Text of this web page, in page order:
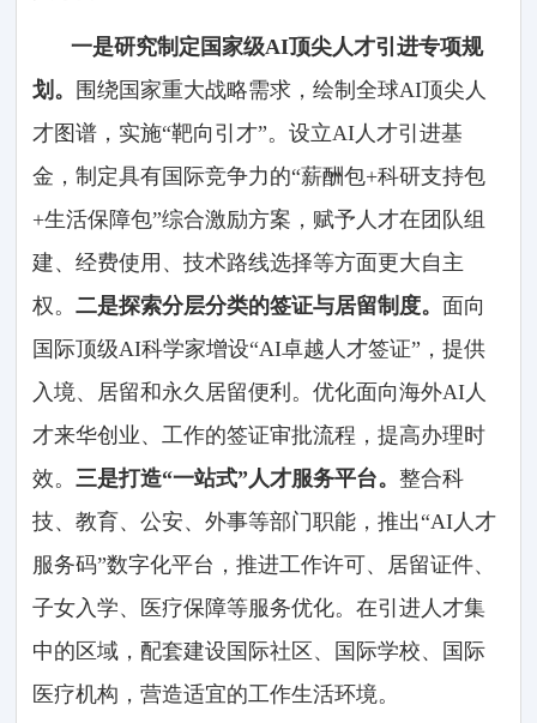
一是研究制定国家级AI顶尖人才引进专项规
划。 围绕国家重大战略需求，绘制全球AI顶尖人
才图谱，实施“靶向引才”。设立AI人才引进基
金，制定具有国际竞争力的“薪酬包+科研支持包
+生活保障包”综合激励方案，赋予人才在团队组
建、经费使用、技术路线选择等方面更大自主
权。二是探索分层分类的签证与居留制度。面向
国际顶级AI科学家增设“AI卓越人才签证”，提供
入境、居留和永久居留便利。优化面向海外AI人
才来华创业、工作的签证审批流程，提高办理时
效。 三是打造“一站式”人才服务平台。整合科
技、教育、公安、外事等部门职能，推出“AI人才
服务码”数字化平台，推进工作许可、居留证件、
子女入学、医疗保障等服务优化。在引进人才集
中的区域，配套建设国际社区、国际学校、国际
医疗机构，营造适宜的工作生活环境。